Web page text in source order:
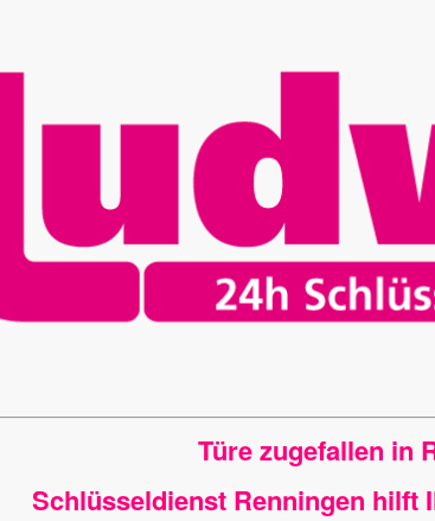
Türe zugefallen in
Schlüsseldienst Renningen hilft